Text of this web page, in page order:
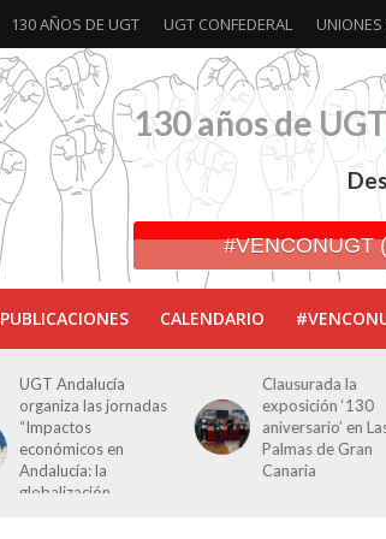
130 AÑOS DE UGT UGT CONFEDERAL UNIONES
130 años de UGT
#VENCONUGT
PUBLICACIONES CALENDARIO
Clausurada la
exposición ‘130
aniversario’ en Las
Palmas de Gran
Canaria
Rivas acoge la
exposición ‘130
de Luchas y
Conquistas’